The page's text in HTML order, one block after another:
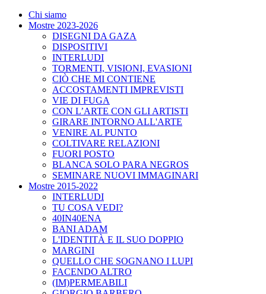
Chi siamo
Mostre 2023-2026
DISEGNI DA GAZA
DISPOSITIVI
INTERLUDI
TORMENTI, VISIONI, EVASIONI
CIÒ CHE MI CONTIENE
ACCOSTAMENTI IMPREVISTI
VIE DI FUGA
CON L’ARTE CON GLI ARTISTI
GIRARE INTORNO ALL'ARTE
VENIRE AL PUNTO
COLTIVARE RELAZIONI
FUORI POSTO
BLANCA SOLO PARA NEGROS
SEMINARE NUOVI IMMAGINARI
Mostre 2015-2022
INTERLUDI
TU COSA VEDI?
40IN40ENA
BANI ADAM
L'IDENTITÀ E IL SUO DOPPIO
MARGINI
QUELLO CHE SOGNANO I LUPI
FACENDO ALTRO
(IM)PERMEABILI